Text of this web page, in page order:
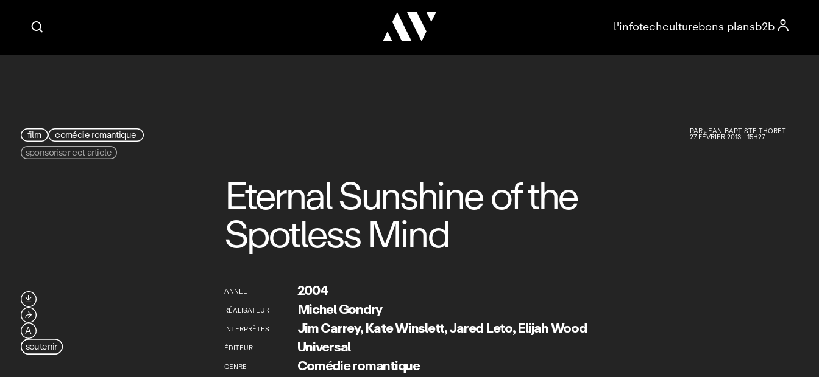

 l'infotechculturebons plansb2b
film
comédie romantique
sponsoriser cet article
PARJEAN-BAPTISTE THORET
27 FÉVRIER 2013 - 15H27
Eternal Sunshine of the
Spotless Mind
ANNÉE 2004
RÉALISATEUR Michel Gondry
INTERPRÈTES Jim Carrey,Kate Winslett,Jared Leto,Elijah Wood
ÉDITEUR Universal
GENRE Comédie romantique

⮫
A
soutenir